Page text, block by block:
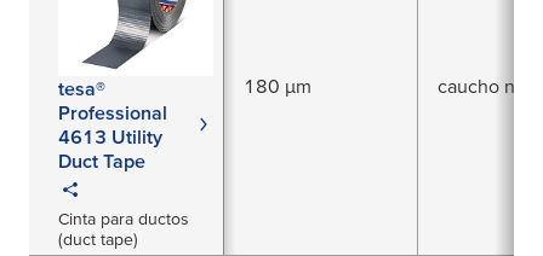
tesa®
Professional
4613 Utility
Duct Tape
Cinta para ductos
(duct tape)
180 µm caucho